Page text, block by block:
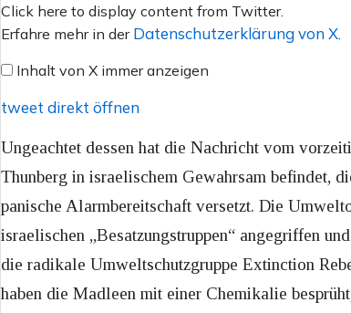
Inhalt
von
anzeigen
Click here to display content from Twitter.
Erfahre mehr in der Datenschutzerklärung von X.
Inhalt von X immer anzeigen
tweet direkt öffnen
Ungeachtet dessen hat die Nachricht vom
Thunberg in israelischem Gewahrsam befindet,
panische Alarmbereitschaft versetzt. Die
israelischen „Besatzungstruppen“ angegriffen
die radikale Umweltschutzgruppe Extinction
haben die Madleen mit einer Chemikalie